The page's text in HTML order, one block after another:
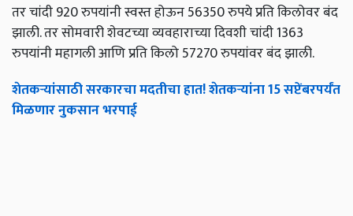
तर चांदी 920 रुपयांनी स्वस्त होऊन 56350 रुपये प्रति किलोवर बंद
झाली. तर सोमवारी शेवटच्या व्यवहाराच्या दिवशी चांदी 1363
रुपयांनी महागली आणि प्रति किलो 57270 रुपयांवर बंद झाली.
शेतकऱ्यांसाठी सरकारचा मदतीचा हात! शेतकऱ्यांना 15 सप्टेंबरपर्यंत
मिळणार नुकसान भरपाई